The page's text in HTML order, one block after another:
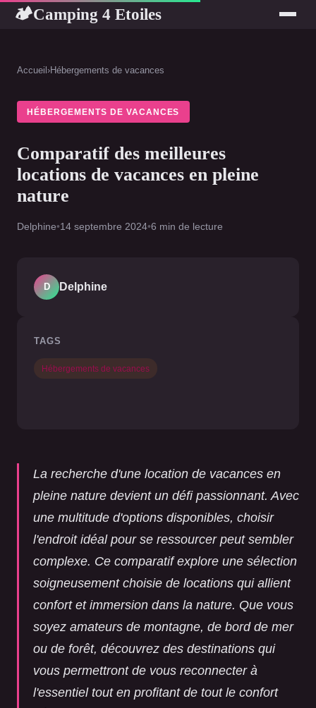
🏕Camping 4 Etoiles
Accueil ›Hébergements de vacances
HÉBERGEMENTS DE VACANCES
Comparatif des meilleures
locations de vacances en pleine
nature
Delphine•14 septembre 2024•6 min de lecture
La recherche d'une location de vacances en
pleine nature devient un défi passionnant. Avec
une multitude d'options disponibles, choisir
l'endroit idéal pour se ressourcer peut sembler
complexe. Ce comparatif explore une sélection
soigneusement choisie de locations qui allient
confort et immersion dans la nature. Que vous
soyez amateurs de montagne, de bord de mer
ou de forêt, découvrez des destinations qui
vous permettront de vous reconnecter à
l'essentiel tout en profitant de tout le confort
D Delphine
TAGS
Hébergements de vacances